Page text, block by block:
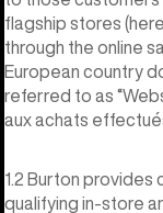
flagship stores
through the online
European country
referred to as
aux achats
1.2 Burton
qualifying in-store